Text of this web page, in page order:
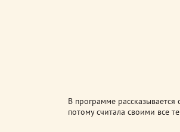
В программе
потому считала своими все